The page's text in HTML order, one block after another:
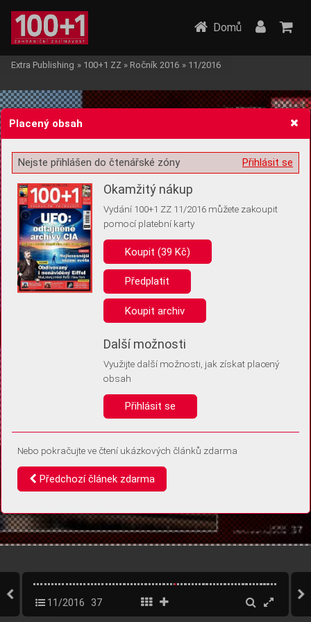
Žádost o souhlas s ukládáním volitelných informací
Pro základní fungování webu nepotřebujeme ukládat žádné informace
(tzv. cookies apod.). Rádi bychom vás ale požádali o souhlas s
uložením volitelných informací:
Anonymní unikátní ID
Díky němu příště poznáme, že se jedná o stejné zařízení, a
Identifikátor je zcela anonymní.
Vaše souhlasy a odmítnutí si ukládáme do vašeho zařízení, abychom se
vás už příště znovu neptali. Můžete je kdykoli později upravit ve Správě
Domů
Extra Publishing » 100+1 ZZ » Ročník 2016 » 11/2016
11/2016 37
Placený obsah
Přihlásit se
Nejste přihlášen do čtenářské zóny
Okamžitý nákup
Vydání 100+1 ZZ 11/2016 můžete zakoupit
pomocí platební karty
Koupit (39 Kč)
Předplatit
Koupit archiv
Další možnosti
Využijte další možnosti, jak získat placený
obsah
Přihlásit se
Nebo pokračujte ve čtení ukázkových článků zdarma
Předchozí článek zdarma